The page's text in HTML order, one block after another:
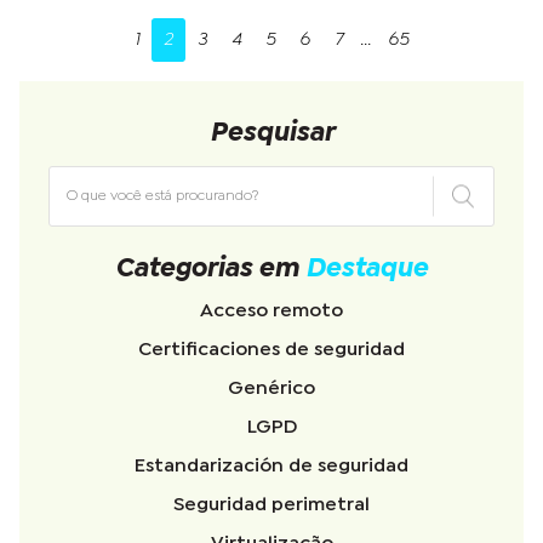
1 2 3 4 5 6 7 65
Pesquisar
Categorias em Destaque
Acceso remoto
Certificaciones de seguridad
Genérico
LGPD
Estandarización de seguridad
Seguridad perimetral